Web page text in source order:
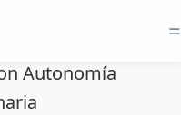
=
Autonomía